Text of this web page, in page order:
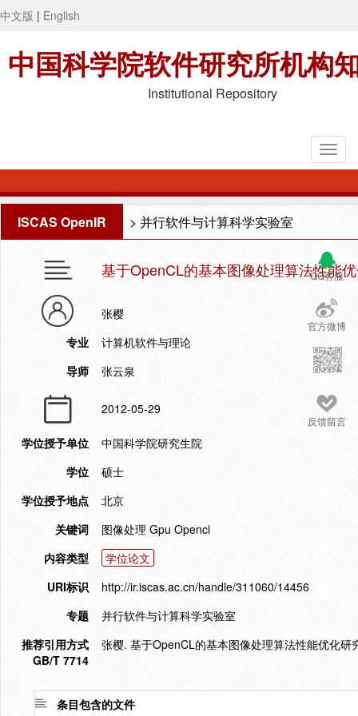
中文版 | English
中国科学院软件研究所机构
Institutional Repository
ISCAS OpenIR > 并行软件与计算科学实验室
QQ客服
官方微博
反馈留言
基于OpenCL的基本图像处理算法性能
张樱
专业
计算机软件与理论
导师
张云泉
2012-05-29
学位授予单位
中国科学院研究生院
学位
硕士
学位授予地点
北京
关键词
图像处理 Gpu Opencl
内容类型
学位论文
URI标识
http://ir.iscas.ac.cn/handle/311060/14456
专题
并行软件与计算科学实验室
推荐引用方式
GB/T 7714
张樱. 基于OpenCL的基本图像处理算法性能优化
条目包含的文件